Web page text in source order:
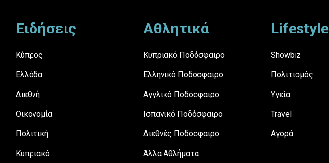
Ειδήσεις
Κύπρος
Ελλάδα
Διεθνή
Οικονομία
Πολιτική
Κυπριακό
Αθλητικά
Κυπριακό Ποδόσφαιρο
Ελληνικό Ποδόσφαιρο
Αγγλικό Ποδόσφαιρο
Ισπανικό Ποδόσφαιρο
Διεθνές Ποδόσφαιρο
Άλλα Αθλήματα
Lifestyle
Showbiz
Πολιτισμός
Υγεία
Travel
Αγορά